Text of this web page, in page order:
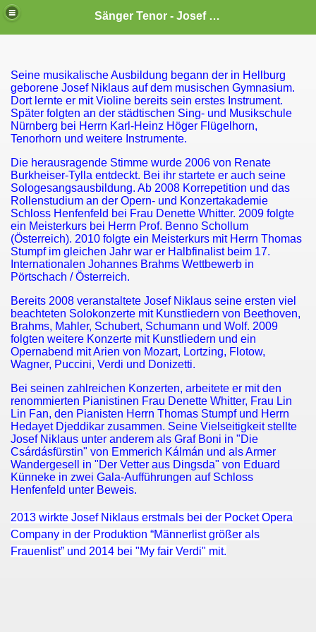
Sänger Tenor - Josef Niklaus
Seine musikalische Ausbildung begann der in Hellburg
geborene Josef Niklaus auf dem musischen Gymnasium.
Dort lernte er mit Violine bereits sein erstes Instrument.
Später folgten an der städtischen Sing- und Musikschule
Nürnberg bei Herrn Karl-Heinz Höger Flügelhorn,
Tenorhorn und weitere Instrumente.
Die herausragende Stimme wurde 2006 von Renate
Burkheiser-Tylla entdeckt. Bei ihr startete er auch seine
Sologesangsausbildung. Ab 2008 Korrepetition und das
Rollenstudium an der Opern- und Konzertakademie
Schloss Henfenfeld bei Frau Denette Whitter. 2009 folgte
ein Meisterkurs bei Herrn Prof. Benno Schollum
(Österreich). 2010 folgte ein Meisterkurs mit Herrn Thomas
Stumpf im gleichen Jahr war er Halbfinalist beim 17.
Internationalen Johannes Brahms Wettbewerb in
Pörtschach / Österreich.
Bereits 2008 veranstaltete Josef Niklaus seine ersten viel
beachteten Solokonzerte mit Kunstliedern von Beethoven,
Brahms, Mahler, Schubert, Schumann und Wolf. 2009
folgten weitere Konzerte mit Kunstliedern und ein
Opernabend mit Arien von Mozart, Lortzing, Flotow,
Wagner, Puccini, Verdi und Donizetti.
Bei seinen zahlreichen Konzerten, arbeitete er mit den
renommierten Pianistinen Frau Denette Whitter, Frau Lin
Lin Fan, den Pianisten Herrn Thomas Stumpf und Herrn
Hedayet Djeddikar zusammen. Seine Vielseitigkeit stellte
Josef Niklaus unter anderem als Graf Boni in "Die
Csárdásfürstin" von Emmerich Kálmán und als Armer
Wandergesell in "Der Vetter aus Dingsda" von Eduard
Künneke in zwei Gala-Aufführungen auf Schloss
Henfenfeld unter Beweis.
2013 wirkte Josef Niklaus erstmals bei der Pocket Opera
Company in der Produktion “Männerlist größer als
Frauenlist” und 2014 bei "My fair Verdi" mit.